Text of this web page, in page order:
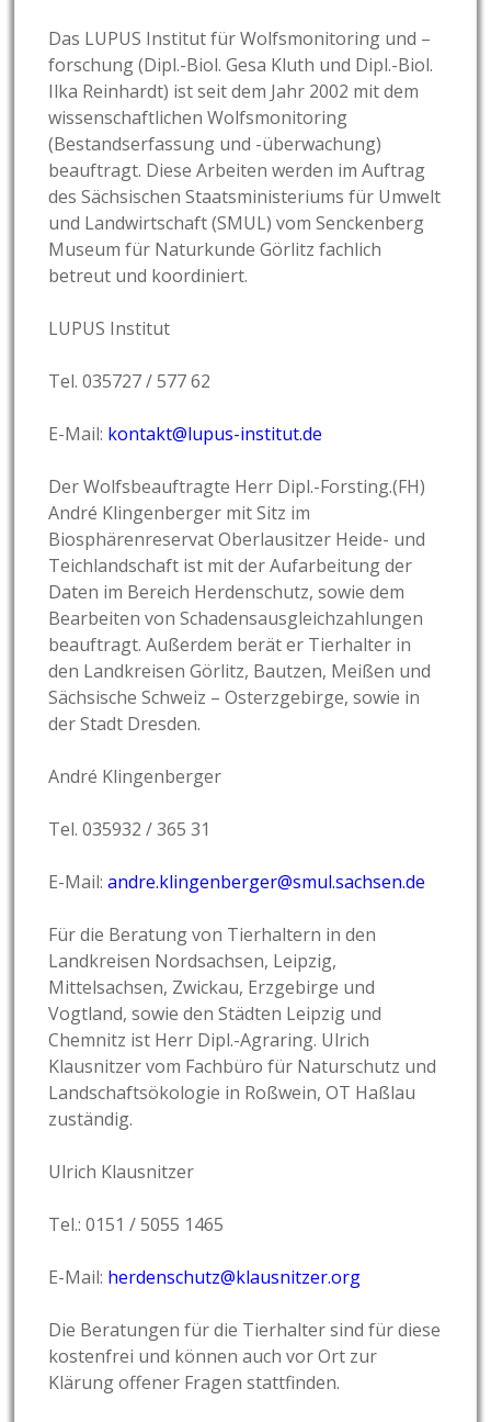
Das LUPUS Institut für Wolfsmonitoring und –
forschung (Dipl.-Biol. Gesa Kluth und Dipl.-Biol.
Ilka Reinhardt) ist seit dem Jahr 2002 mit dem
wissenschaftlichen Wolfsmonitoring
(Bestandserfassung und -überwachung)
beauftragt. Diese Arbeiten werden im Auftrag
des Sächsischen Staatsministeriums für Umwelt
und Landwirtschaft (SMUL) vom Senckenberg
Museum für Naturkunde Görlitz fachlich
betreut und koordiniert.
LUPUS Institut
Tel. 035727 / 577 62
E-Mail: kontakt@lupus-institut.de
Der Wolfsbeauftragte Herr Dipl.-Forsting.(FH)
André Klingenberger mit Sitz im
Biosphärenreservat Oberlausitzer Heide- und
Teichlandschaft ist mit der Aufarbeitung der
Daten im Bereich Herdenschutz, sowie dem
Bearbeiten von Schadensausgleichzahlungen
beauftragt. Außerdem berät er Tierhalter in
den Landkreisen Görlitz, Bautzen, Meißen und
Sächsische Schweiz – Osterzgebirge, sowie in
der Stadt Dresden.
André Klingenberger
Tel. 035932 / 365 31
E-Mail:andre.klingenberger@smul.sachsen.de
Für die Beratung von Tierhaltern in den
Landkreisen Nordsachsen, Leipzig,
Mittelsachsen, Zwickau, Erzgebirge und
Vogtland, sowie den Städten Leipzig und
Chemnitz ist Herr Dipl.-Agraring. Ulrich
Klausnitzer vom Fachbüro für Naturschutz und
Landschaftsökologie in Roßwein, OT Haßlau
zuständig.
Ulrich Klausnitzer
Tel.: 0151 / 5055 1465
E-Mail: herdenschutz@klausnitzer.org
Die Beratungen für die Tierhalter sind für diese
kostenfrei und können auch vor Ort zur
Klärung offener Fragen stattfinden.